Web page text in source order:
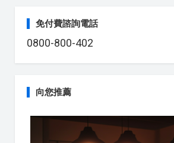
免付費諮詢電話
0800-800-402
向您推薦